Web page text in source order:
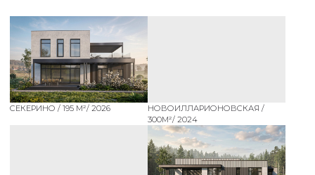
ДИНАМО/ 194 М² 2026 ПРЕФАБДОМ/ 328М² 2026
ВОЛОСОВО / 170 М²/ 2025 ОКУЛОВА / 245 М²/ 2026
МАТВЕЕВО / 180 М² /2026